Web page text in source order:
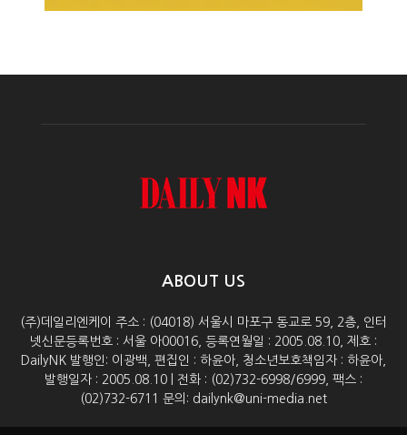
ABOUT US
(주)데일리엔케이 주소 : (04018) 서울시 마포구 동교로 59, 2층, 인터
넷신문등록번호 : 서울 아00016, 등록연월일 : 2005.08.10, 제호 :
DailyNK 발행인: 이광백, 편집인 : 하윤아, 청소년보호책임자 : 하윤아,
발행일자 : 2005.08.10 | 전화 : (02)732-6998/6999, 팩스 :
(02)732-6711 문의: dailynk@uni-media.net